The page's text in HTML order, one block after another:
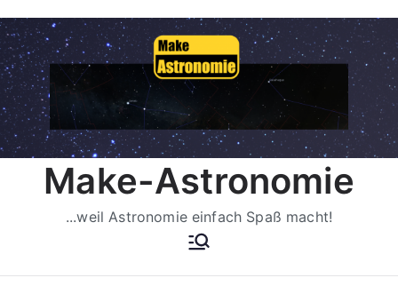
Inhalt
springen
Make-Astronomie
...weil Astronomie einfach Spaß macht!